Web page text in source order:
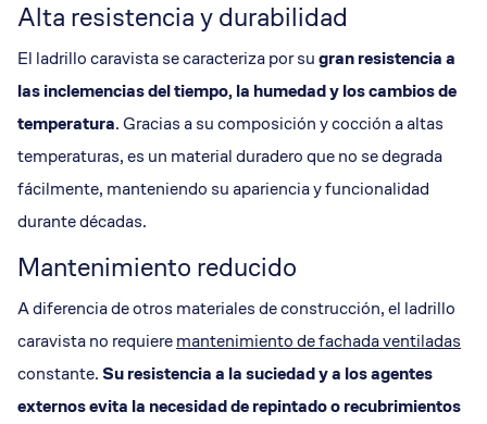
Alta resistencia y durabilidad
El ladrillo caravista se caracteriza por sugranresistenciaa
las inclemencias del tiempo, la humedad y los cambios de
temperatura. Gracias a su composición y cocción a altas
temperaturas, es un material duradero que no se degrada
fácilmente, manteniendo su apariencia y funcionalidad
durante décadas.
Mantenimiento reducido
A diferencia de otros materiales de construcción, el ladrillo
caravista no requieremantenimiento de fachada ventiladas
constante.Su resistencia a la suciedad y a los agentes
externos evita la necesidad de repintado o recubrimientos